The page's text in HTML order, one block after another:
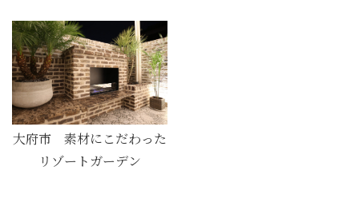
大府市 素材にこだわった
リゾートガーデン